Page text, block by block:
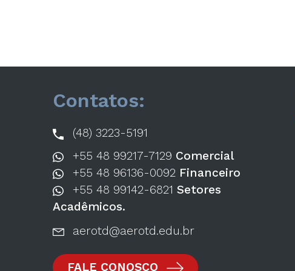
Contatos:
(48) 3223-5191
+55 48 99217-7129 Comercial
+55 48 96136-0092 Financeiro
+55 48 99142-6821Setores
Acadêmicos.
aerotd@aerotd.edu.br
FALE CONOSCO